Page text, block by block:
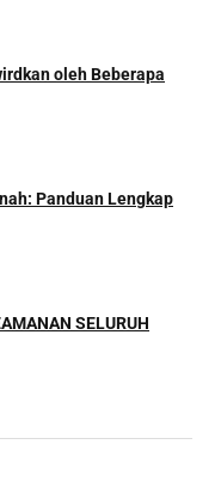
oleh Beberapa
Panduan Lengkap
SELURUH